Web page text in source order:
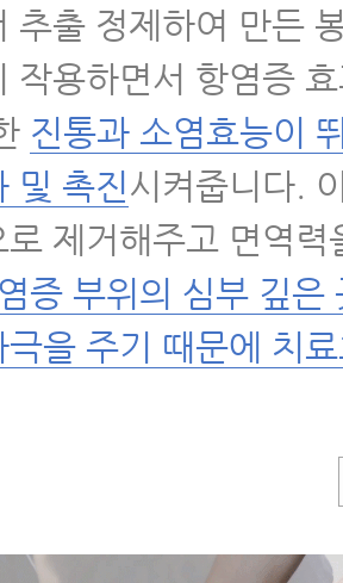
추출 정제하여 만든
작용하면서 항염증
진통과 소염효능이
및 촉진시켜줍니다.
제거해주고 면역력
염증 부위의 심부 깊은
을 주기 때문에 치